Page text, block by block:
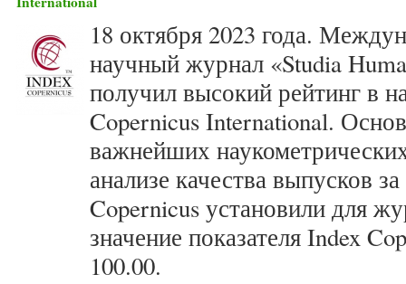
18 октября 2023 года.
научный журнал «Studia
получил высокий рейтинг в
Copernicus International.
важнейших
анализе качества выпусков
Copernicus установили для
значение показателя Index
100.00.